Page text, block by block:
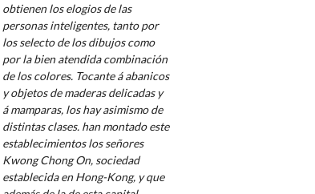
obtienen los elogios de las
personas inteligentes, tanto por
los selecto de los dibujos como
por la bien atendida combinación
de los colores. Tocante á abanicos
y objetos de maderas delicadas y
á mamparas, los hay asimismo de
distintas clases. han montado este
establecimientos los señores
Kwong Chong On, sociedad
establecida en Hong-Kong, y que